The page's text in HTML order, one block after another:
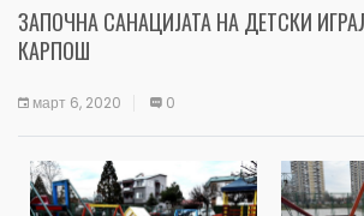
ЗАПОЧНА САНАЦИЈАТА НА ДЕТСКИ
КАРПОШ
март 6, 2020 0